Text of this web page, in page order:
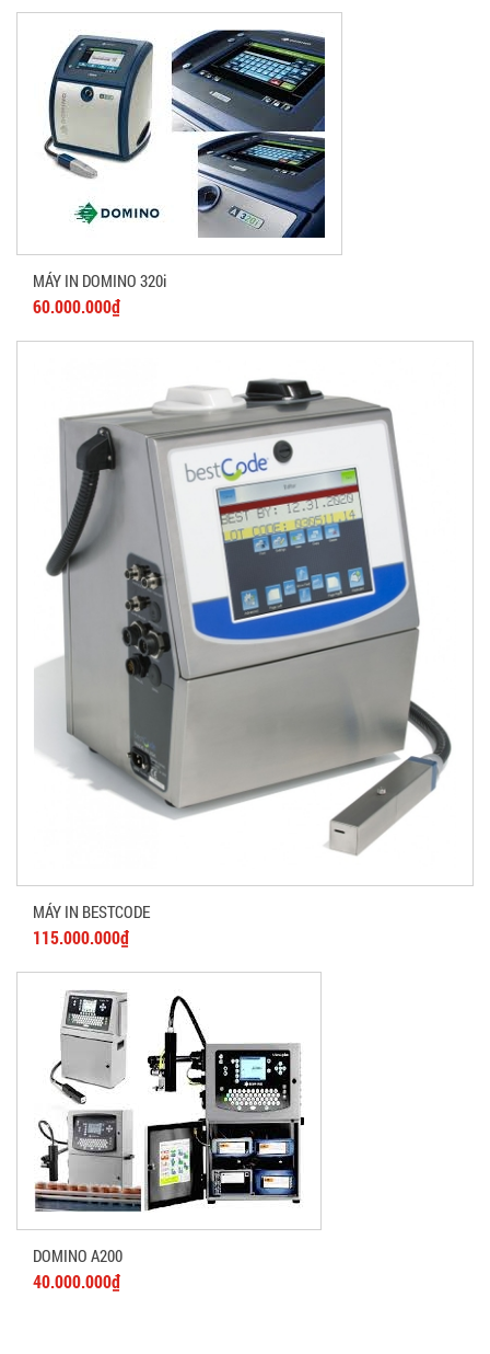
MÁY IN DOMINO 320i
60.000.000₫
MÁY IN BESTCODE
115.000.000₫
DOMINO A200
40.000.000₫